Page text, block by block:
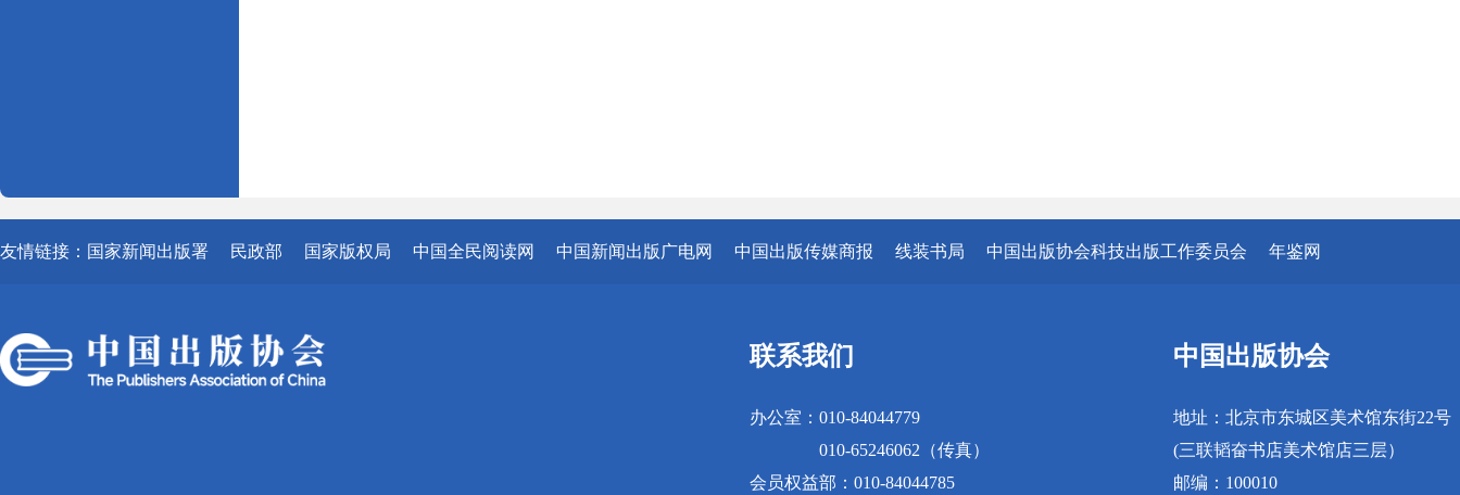
友情链接： 国家新闻出版署 民政部 国家版权局 中国全民阅读网 中国新闻出版广电网 中国出版传媒商报 线装书局 中国出版协会科技出版工作委员会 年鉴网
联系我们
办公室：010-84044779
010-65246062（传真）
会员权益部：010-84044785
中国出版协会
地址：北京市东城区美术馆东街22号
(三联韬奋书店美术馆店三层）
邮编：100010